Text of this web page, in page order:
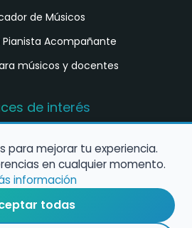
de Músicos
Acompañante
músicos y docentes
de interés
en España
alertas de empleo
con nosotros
para mejorar tu experiencia.
en cualquier momento.
información
todas